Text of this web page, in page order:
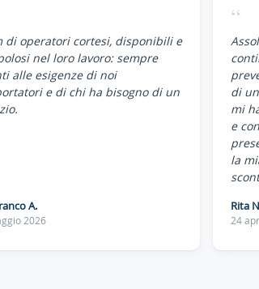
di operatori cortesi, disponibili e
nel loro lavoro: sempre
alle esigenze di noi
e di chi ha bisogno di un
A.
2026
“
di
mi
e
la
Rita
24